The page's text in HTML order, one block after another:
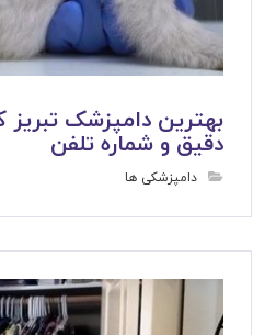
بهترین دامپزشک
دقیق و شماره تلفن
دامپزشکی ها